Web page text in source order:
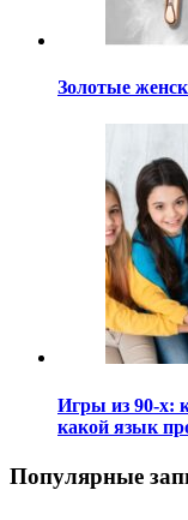
Золотые
Игры из 90-х:
какой язык
Популярные